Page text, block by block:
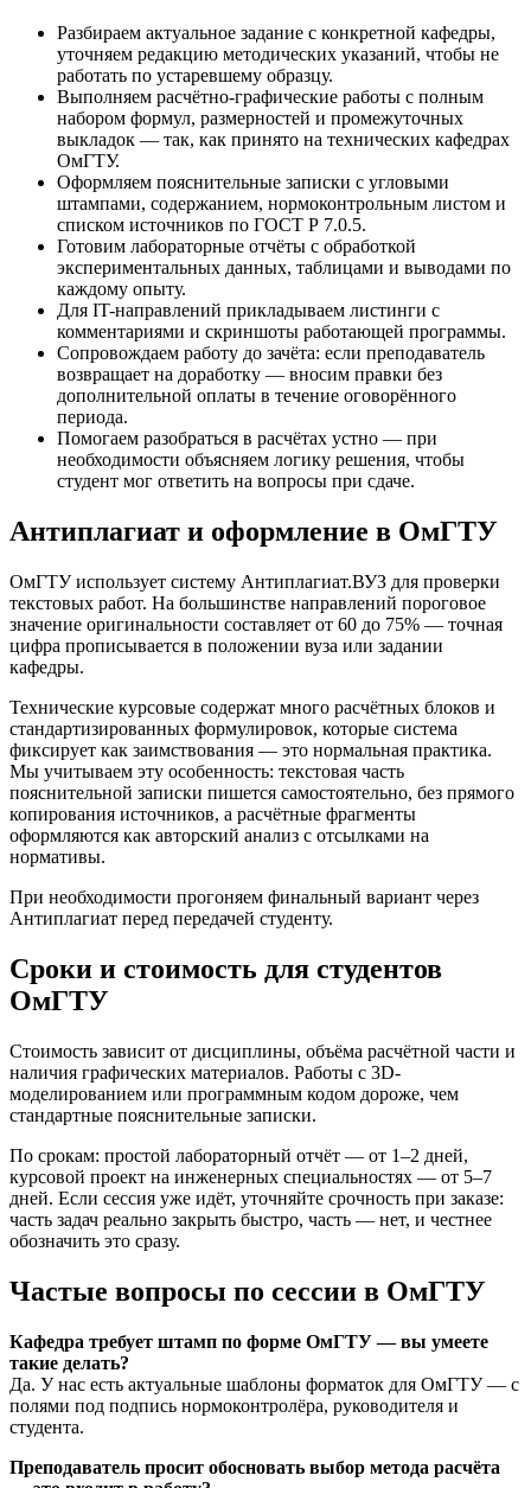
Разбираем актуальное задание с конкретной кафедры,
уточняем редакцию методических указаний, чтобы не
работать по устаревшему образцу.
Выполняем расчётно-графические работы с полным
набором формул, размерностей и промежуточных
выкладок — так, как принято на технических кафедрах
ОмГТУ.
Оформляем пояснительные записки с угловыми
штампами, содержанием, нормоконтрольным листом и
списком источников по ГОСТ Р 7.0.5.
Готовим лабораторные отчёты с обработкой
экспериментальных данных, таблицами и выводами по
каждому опыту.
Для IT-направлений прикладываем листинги с
комментариями и скриншоты работающей программы.
Сопровождаем работу до зачёта: если преподаватель
возвращает на доработку — вносим правки без
дополнительной оплаты в течение оговорённого
периода.
Помогаем разобраться в расчётах устно — при
необходимости объясняем логику решения, чтобы
студент мог ответить на вопросы при сдаче.
Антиплагиат и оформление в ОмГТУ
ОмГТУ использует систему Антиплагиат.ВУЗ для проверки
текстовых работ. На большинстве направлений пороговое
значение оригинальности составляет от 60 до 75% — точная
цифра прописывается в положении вуза или задании
кафедры.
Технические курсовые содержат много расчётных блоков и
стандартизированных формулировок, которые система
фиксирует как заимствования — это нормальная практика.
Мы учитываем эту особенность: текстовая часть
пояснительной записки пишется самостоятельно, без прямого
копирования источников, а расчётные фрагменты
оформляются как авторский анализ с отсылками на
нормативы.
При необходимости прогоняем финальный вариант через
Антиплагиат перед передачей студенту.
Сроки и стоимость для студентов
ОмГТУ
Стоимость зависит от дисциплины, объёма расчётной части и
наличия графических материалов. Работы с 3D-
моделированием или программным кодом дороже, чем
стандартные пояснительные записки.
По срокам: простой лабораторный отчёт — от 1–2 дней,
курсовой проект на инженерных специальностях — от 5–7
дней. Если сессия уже идёт, уточняйте срочность при заказе:
часть задач реально закрыть быстро, часть — нет, и честнее
обозначить это сразу.
Частые вопросы по сессии в ОмГТУ
Кафедра требует штамп по форме ОмГТУ — вы умеете
такие делать?
Да. У нас есть актуальные шаблоны форматок для ОмГТУ — с
полями под подпись нормоконтролёра, руководителя и
студента.
Преподаватель просит обосновать выбор метода расчёта